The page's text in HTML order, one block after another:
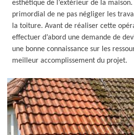
esthétique de l’extérieur de la
primordial de ne pas négliger les
la toiture. Avant de réaliser cette
effectuer d’abord une demande de
une bonne connaissance sur les
meilleur accomplissement du projet.